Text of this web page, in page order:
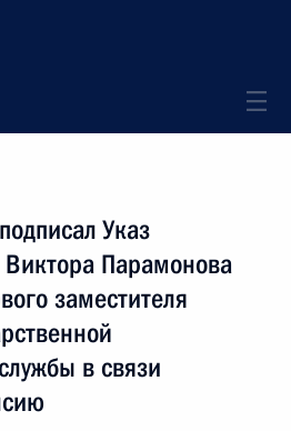
Указ
Парамонова
заместителя
в связи